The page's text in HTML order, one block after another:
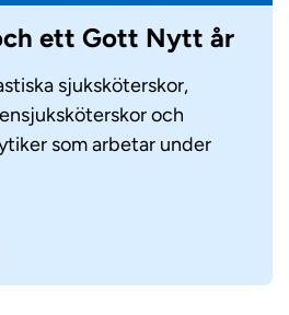
ett Gott Nytt år
sjuksköterskor,
och
som arbetar under